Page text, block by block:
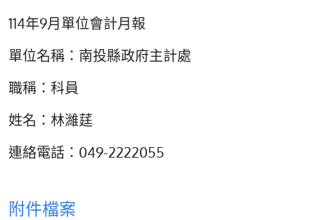
114年9月單位會計月報
單位名稱：南投縣政府主計處
職稱：科員
姓名：林濰莛
連絡電話：049-2222055
附件檔案